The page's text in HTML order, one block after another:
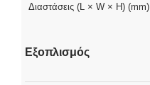
Διαστάσεις (L × W × H) (mm)
Εξοπλισμός